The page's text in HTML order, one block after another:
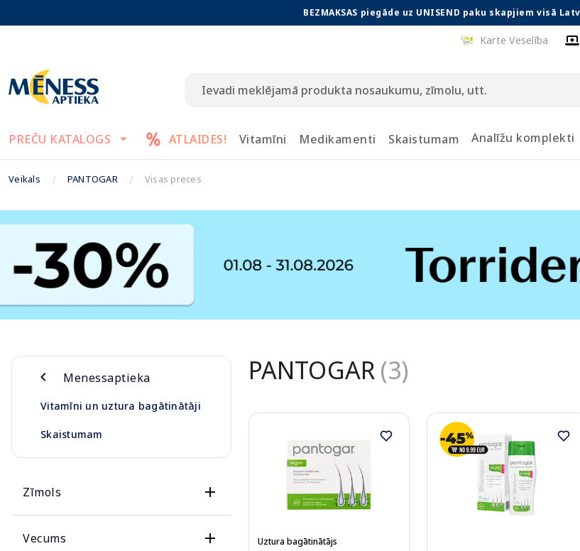
BEZMAKSAS piegāde uz UNISEND paku skapjiem visā
Karte Veselība
PREČU KATALOGS ATLAIDES! Vitamīni Medikamenti Skaistumam Analīžu komplekti
Veikals PANTOGAR Visas preces
Menessaptieka
Vitamīni un uztura bagātinātāji
Skaistumam
Zīmols
Vecums
PANTOGAR(3)
Uztura bagātinātājs